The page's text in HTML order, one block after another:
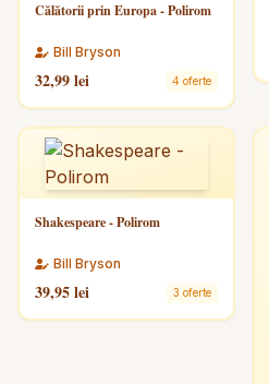
Călătorii prin Europa - Polirom
Bill Bryson
32,99 lei 4 oferte
Shakespeare - Polirom
Bill Bryson
39,95 lei 3 oferte